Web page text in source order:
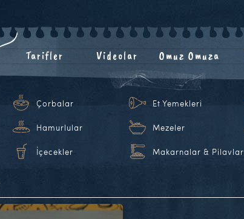
Tarifler Videolar Omuz Omuza
Çorbalar Et Yemekleri
Hamurlular Mezeler
İçecekler Makarnalar & Pilavlar